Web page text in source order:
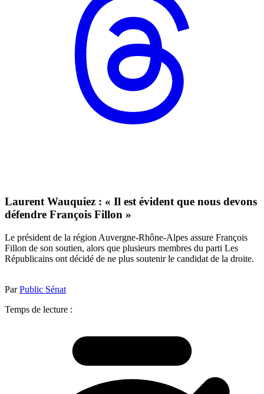
Laurent Wauquiez : « Il est évident que nous devons
défendre François Fillon »
Le président de la région Auvergne-Rhône-Alpes assure François
Fillon de son soutien, alors que plusieurs membres du parti Les
Républicains ont décidé de ne plus soutenir le candidat de la droite.
ParPublic Sénat
Temps de lecture :